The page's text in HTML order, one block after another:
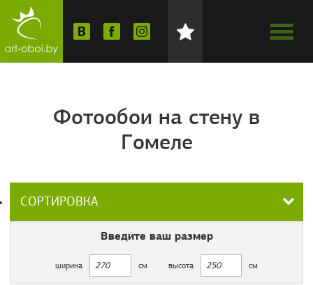
Фотообои на стену в
Гомеле
СОРТИРОВКА
Введите ваш размер
ширина см высота см